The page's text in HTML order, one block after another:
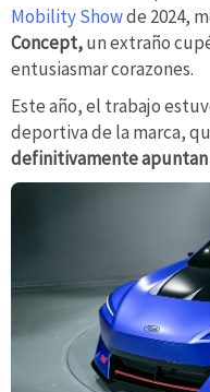
Mobility Showde 2024,
Concept,un extraño
entusiasmar corazones.
Este año, el trabajo
deportiva de la marca,
definitivamente